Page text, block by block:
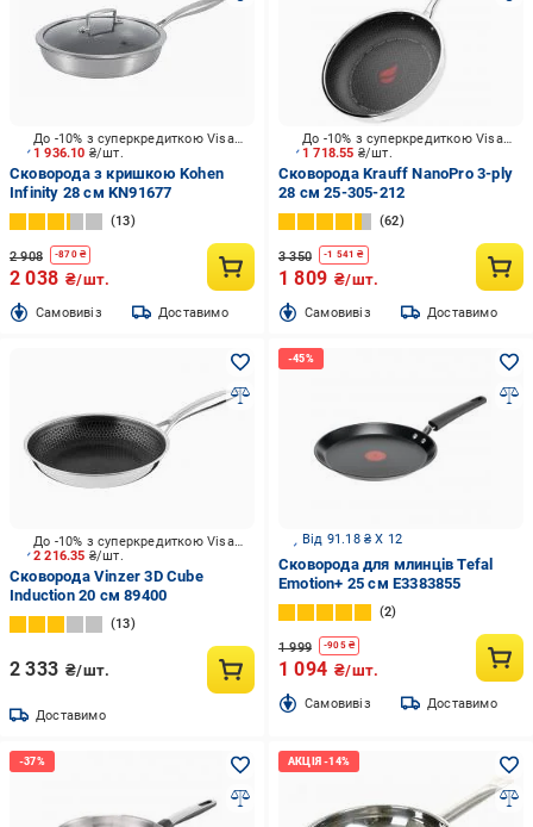
1 936.10 ₴/шт.
До -10% з суперкредиткою Visa Вигода
Сковорода з кришкою Kohen
Infinity 28 см KN91677
13
2 908 -870₴
2 038 ₴/шт.
Cамовивіз Доставимо
1 718.55 ₴/шт.
До -10% з суперкредиткою Visa Вигода
Сковорода Krauff NanoPro 3-ply
28 см 25-305-212
62
3 350 -1 541 ₴
1 809 ₴/шт.
Cамовивіз Доставимо
2 216.35 ₴/шт.
До -10% з суперкредиткою Visa Вигода
Сковорода Vinzer 3D Cube
Induction 20 см 89400
13
2 333 ₴/шт.
Доставимо
Від 91.18 ₴ X 12
Сковорода для млинців Tefal
Emotion+ 25 см E3383855
2
1 999 -905₴
1 094 ₴/шт.
Cамовивіз Доставимо